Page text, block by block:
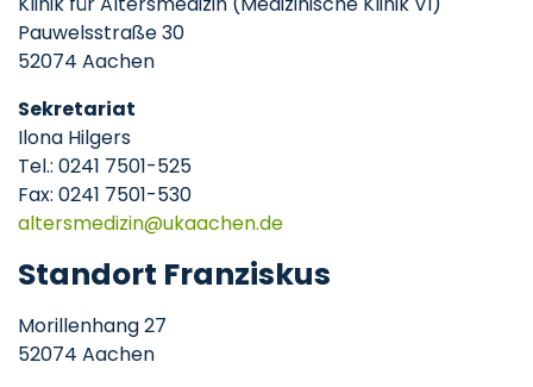
Pauwelsstraße 30
52074 Aachen
Sekretariat
Ilona Hilgers
Tel.: 0241 7501-525
Fax: 0241 7501-530
altersmedizin
ukaachende
Standort Franziskus
Morillenhang 27
52074 Aachen